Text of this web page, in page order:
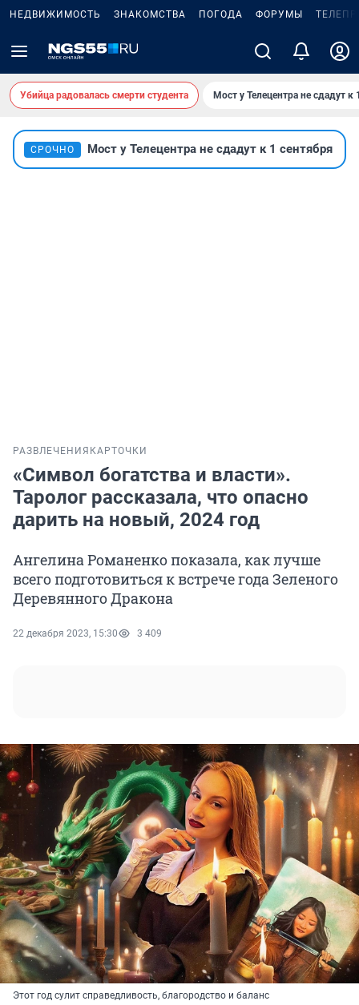
НЕДВИЖИМОСТЬ ЗНАКОМСТВА ПОГОДА ФОРУМЫ
Убийца радовалась смерти студента Мост у Телецентра не сдадут к
СРОЧНО Мост у Телецентра не сдадут к 1 сентября
РАЗВЛЕЧЕНИЯ КАРТОЧКИ
«Символ богатства и власти».
Таролог рассказала, что опасно
дарить на новый, 2024 год
Ангелина Романенко показала, как лучше
всего подготовиться к встрече года Зеленого
Деревянного Дракона
22 декабря 2023, 15:30 3 409
Этот год сулит справедливость, благородство и баланс